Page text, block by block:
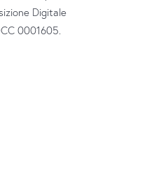
Digitale
0001605.